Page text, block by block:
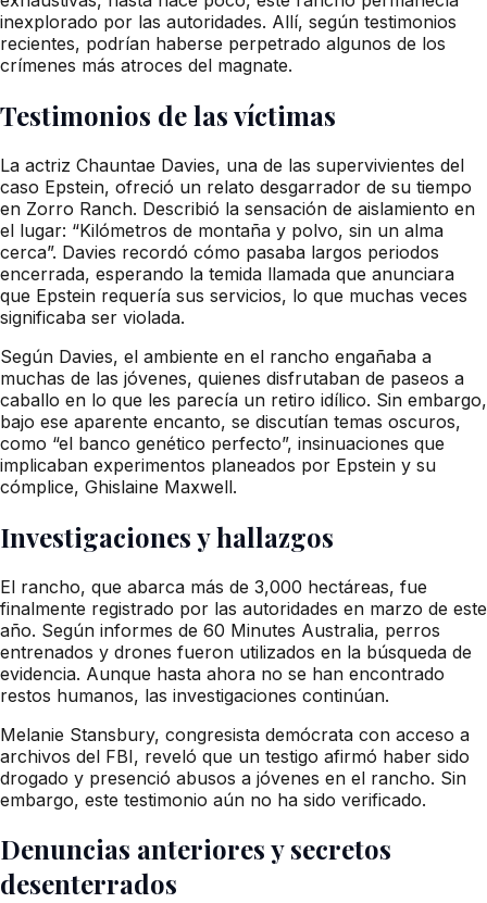
inexplorado por las autoridades. Allí, según testimonios
recientes, podrían haberse perpetrado algunos de los
crímenes más atroces del magnate.
Testimonios de las víctimas
La actriz Chauntae Davies, una de las supervivientes del
caso Epstein, ofreció un relato desgarrador de su tiempo
en Zorro Ranch. Describió la sensación de aislamiento en
el lugar: “Kilómetros de montaña y polvo, sin un alma
cerca”. Davies recordó cómo pasaba largos periodos
encerrada, esperando la temida llamada que anunciara
que Epstein requería sus servicios, lo que muchas veces
significaba ser violada.
Según Davies, el ambiente en el rancho engañaba a
muchas de las jóvenes, quienes disfrutaban de paseos a
caballo en lo que les parecía un retiro idílico. Sin embargo,
bajo ese aparente encanto, se discutían temas oscuros,
como “el banco genético perfecto”, insinuaciones que
implicaban experimentos planeados por Epstein y su
cómplice, Ghislaine Maxwell.
Investigaciones y hallazgos
El rancho, que abarca más de 3,000 hectáreas, fue
finalmente registrado por las autoridades en marzo de este
año. Según informes de 60 Minutes Australia, perros
entrenados y drones fueron utilizados en la búsqueda de
evidencia. Aunque hasta ahora no se han encontrado
restos humanos, las investigaciones continúan.
Melanie Stansbury, congresista demócrata con acceso a
archivos del FBI, reveló que un testigo afirmó haber sido
drogado y presenció abusos a jóvenes en el rancho. Sin
embargo, este testimonio aún no ha sido verificado.
Denuncias anteriores y secretos
desenterrados